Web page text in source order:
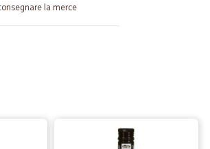
la merce
26/01/2021